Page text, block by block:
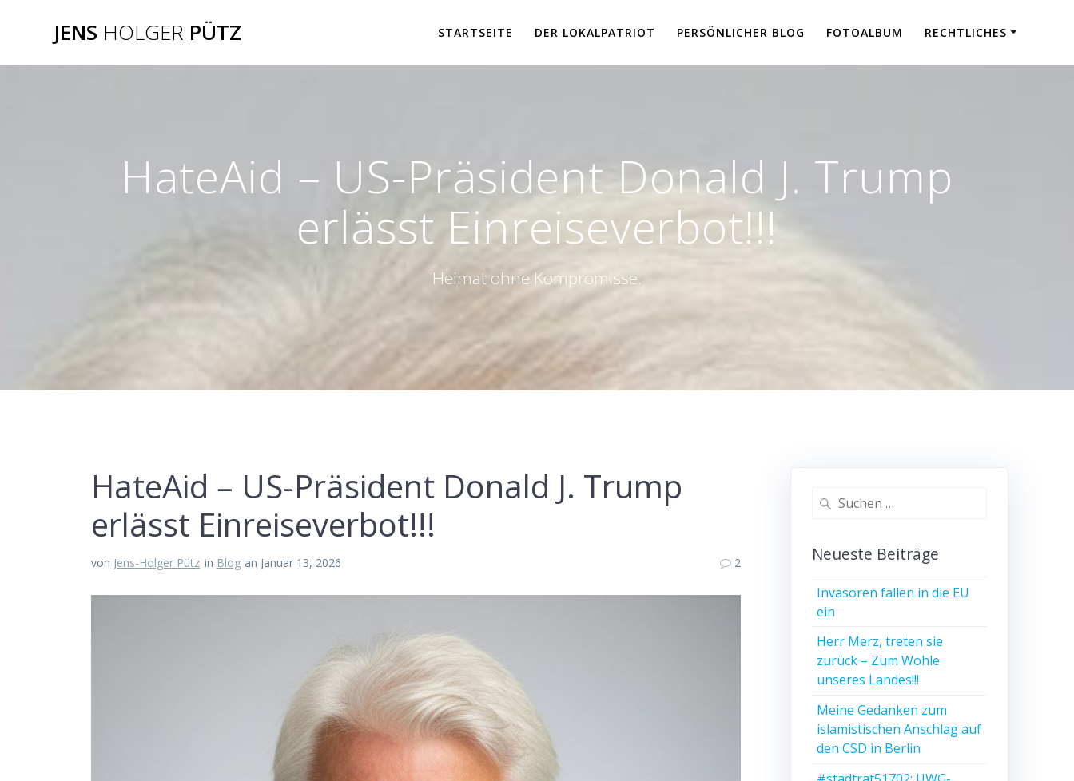
springen
JENS HOLGER PÜTZ STARTSEITE DER LOKALPATRIOT PERSÖNLICHER BLOG FOTOALBUM RECHTLICHES
HateAid – US-Präsident Donald J. Trump
erlässt Einreiseverbot!!!
Heimat ohne Kompromisse.
HateAid – US-Präsident Donald J. Trump
erlässt Einreiseverbot!!!
von Jens-Holger Pütz in Blog an Januar 13, 2026 2
Suchen
Neueste Beiträge
Invasoren fallen in die EU
ein
Herr Merz, treten sie
zurück – Zum Wohle
unseres Landes!!!
Meine Gedanken zum
islamistischen Anschlag auf
den CSD in Berlin